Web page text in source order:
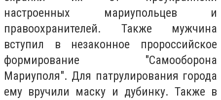
настроенных мариупольцев и
правоохранителей. Также мужчина
вступил в незаконное пророссийское
формирование "Самооборона
Мариуполя". Для патрулирования города
ему вручили маску и дубинку. Также в